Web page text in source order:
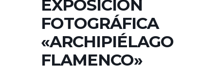
EXPOSICIÓN
FOTOGRÁFICA
«ARCHIPIÉLAGO
FLAMENCO»